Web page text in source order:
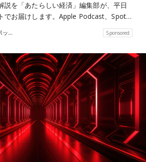
説を「あたらしい経済」編集部が、平日
でお届けします。Apple Podcast、Spot…
あたらしい経済ポッドキャスト Sponsored